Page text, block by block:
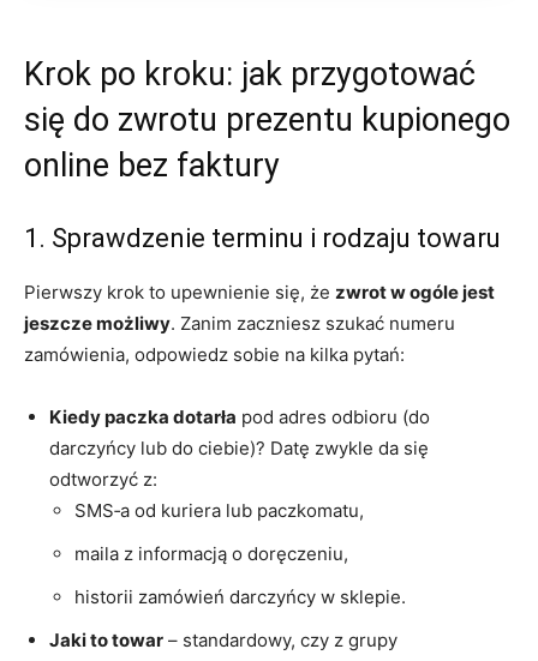
Krok po kroku: jak przygotować
się do zwrotu prezentu kupionego
online bez faktury
1. Sprawdzenie terminu i rodzaju towaru
Pierwszy krok to upewnienie się, że zwrot w ogóle jest
jeszcze możliwy. Zanim zaczniesz szukać numeru
zamówienia, odpowiedz sobie na kilka pytań:
Kiedy paczka dotarła pod adres odbioru (do
darczyńcy lub do ciebie)? Datę zwykle da się
odtworzyć z:
SMS‑a od kuriera lub paczkomatu,
maila z informacją o doręczeniu,
historii zamówień darczyńcy w sklepie.
Jaki to towar – standardowy, czy z grupy